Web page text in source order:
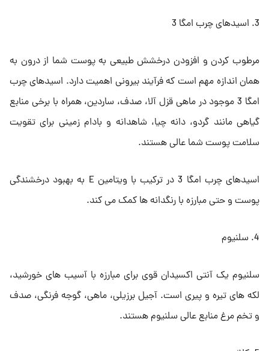
3. اسیدهای چرب امگا 3
مرطوب کردن و افزودن درخشش طبیعی به پوست شما از درون به
همان اندازه مهم است که فرآیند بیرونی اهمیت دارد. اسیدهای چرب
امگا 3 موجود در ماهی قزل آلا، صدف، ساردین، همراه با برخی منابع
گیاهی مانند گردو، دانه چیا، شاهدانه و بادام زمینی برای تقویت
سلامت پوست شما عالی هستند.
اسیدهای چرب امگا 3 در ترکیب با ویتامین E به بهبود درخشندگی
پوست و حتی مبارزه با رنگدانه ها کمک می کند.
4. سلنیوم
سلنیوم یک آنتی اکسیدان قوی برای مبارزه با آسیب های خورشید،
لکه های تیره و پیری است. آجیل برزیلی، ماهی، گوجه فرنگی، صدف
و تخم مرغ منابع عالی سلنیوم هستند.